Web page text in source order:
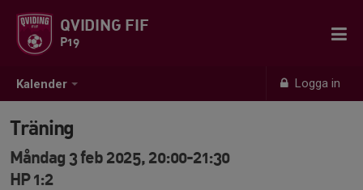
Kalender Logga in
QVIDING FIF
P19
Träning
Måndag 3 feb 2025, 20:00-21:30
HP 1:2